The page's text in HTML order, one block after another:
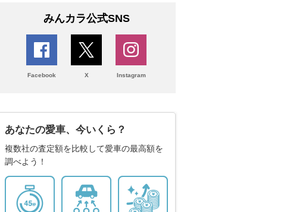
みんカラ公式SNS
Facebook X Instagram
あなたの愛車、今いくら？
複数社の査定額を比較して愛車の最高額を
調べよう！